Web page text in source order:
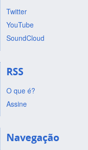
Twitter
YouTube
SoundCloud
RSS
O que é?
Assine
Navegação